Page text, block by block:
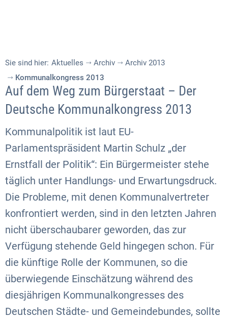
Sie sind hier: Aktuelles Archiv
Archiv 2013
Kommunalkongress 2013
Auf dem Weg zum Bürgerstaat – Der
Deutsche Kommunalkongress 2013
Kommunalpolitik ist laut EU-
Parlamentspräsident Martin Schulz „der
Ernstfall der Politik“: Ein Bürgermeister stehe
täglich unter Handlungs- und Erwartungsdruck.
Die Probleme, mit denen Kommunalvertreter
konfrontiert werden, sind in den letzten Jahren
nicht überschaubarer geworden, das zur
Verfügung stehende Geld hingegen schon. Für
die künftige Rolle der Kommunen, so die
überwiegende Einschätzung während des
diesjährigen Kommunalkongresses des
Deutschen Städte- und Gemeindebundes, sollte